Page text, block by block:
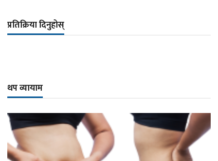
प्रतिक्रिया दिनुहोस्
थप व्यायाम